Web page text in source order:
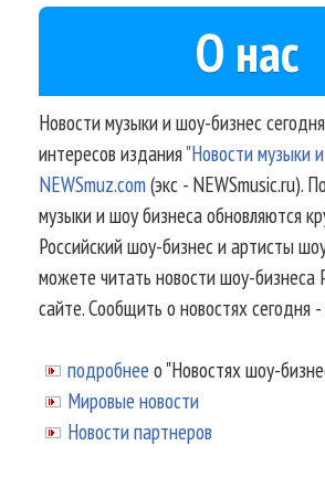
О нас
Новости музыки и шоу-бизнес
интересов издания"Новости музыки
NEWSmuz.com(экс - NEWSmusic.ru).
музыки и шоу бизнеса обновляются
Российский шоу-бизнес и артисты
можете читать новости шоу-бизнеса
сайте. Сообщить о новостях сегодня
подробнее о "Новостях шоу-
Мировые новости
Новости партнеров